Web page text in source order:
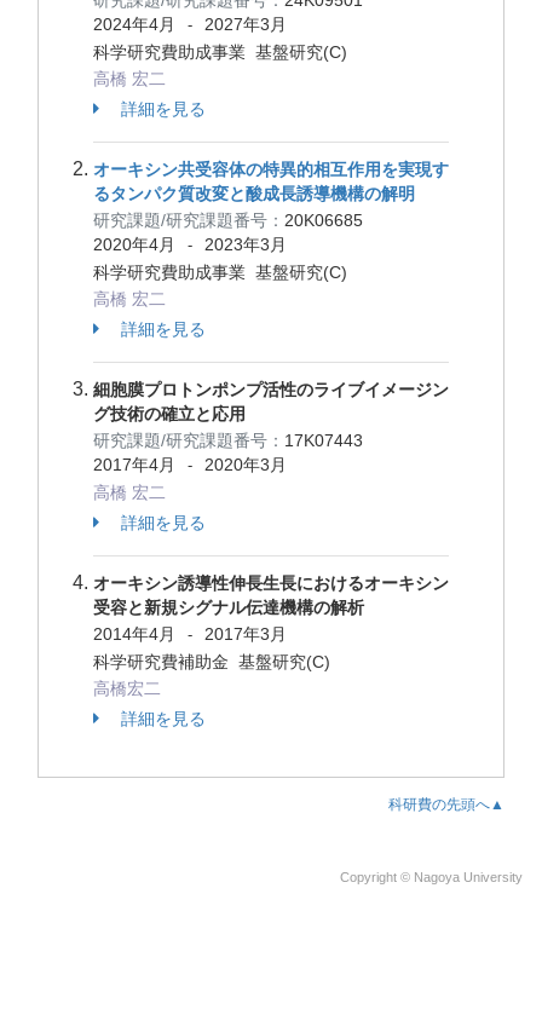
2024年4月
-
2027年3月
科学研究費助成事業 基盤研究(C)
高橋 宏二
詳細を見る
オーキシン共受容体の特異的相互作用を実現す
るタンパク質改変と酸成長誘導機構の解明
研究課題/研究課題番号： 20K06685
2020年4月
-
2023年3月
科学研究費助成事業 基盤研究(C)
高橋 宏二
詳細を見る
細胞膜プロトンポンプ活性のライブイメージン
グ技術の確立と応用
研究課題/研究課題番号： 17K07443
2017年4月
-
2020年3月
高橋 宏二
詳細を見る
オーキシン誘導性伸長生長におけるオーキシン
受容と新規シグナル伝達機構の解析
2014年4月
-
2017年3月
科学研究費補助金 基盤研究(C)
高橋宏二
詳細を見る
科研費の先頭へ▲
Copyright © Nagoya University